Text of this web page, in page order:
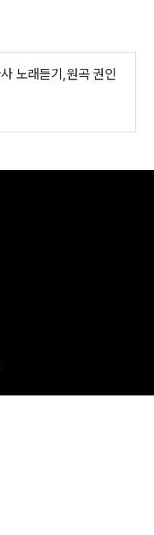
노래듣기,원곡 권인